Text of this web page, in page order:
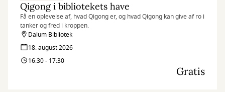
Qigong i bibliotekets have
Få en oplevelse af, hvad Qigong er, og hvad Qigong kan give af ro i
tanker og fred i kroppen.
Dalum Bibliotek
18. august 2026
16:30 - 17:30
Gratis